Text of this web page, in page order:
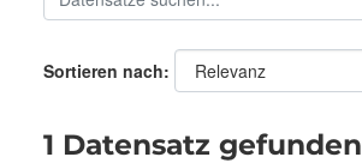
Sortieren nach
1 Datensatz gefunden